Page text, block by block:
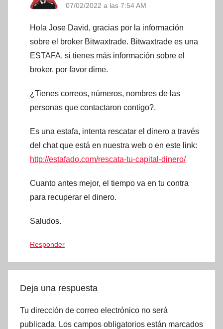
07/02/2022 a las 7:54 AM
Hola Jose David, gracias por la información
sobre el broker Bitwaxtrade. Bitwaxtrade es una
ESTAFA, si tienes más información sobre el
broker, por favor dime.
¿Tienes correos, números, nombres de las
personas que contactaron contigo?.
Es una estafa, intenta rescatar el dinero a través
del chat que está en nuestra web o en este link:
http://estafado.com/rescata-tu-capital-dinero/
Cuanto antes mejor, el tiempo va en tu contra
para recuperar el dinero.
Saludos.
Responder
Deja una respuesta
Tu dirección de correo electrónico no será
publicada. Los campos obligatorios están marcados